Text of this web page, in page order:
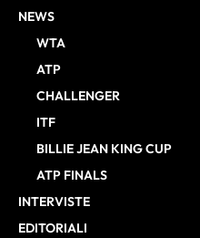
NEWS
WTA
ATP
CHALLENGER
ITF
BILLIE JEAN KING CUP
ATP FINALS
INTERVISTE
EDITORIALI